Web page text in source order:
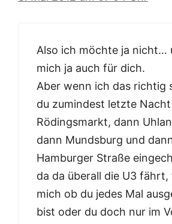
Also ich möchte ja nicht…
mich ja auch für dich.
Aber wenn ich das richtig
du zumindest letzte
Rödingsmarkt, dann
dann Mundsburg und
Hamburger Straße
da da überall die U3 fährt,
mich ob du jedes Mal
bist oder du doch nur im